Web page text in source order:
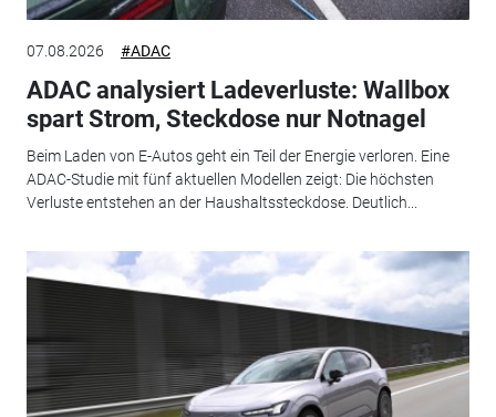
07.08.2026 #ADAC
ADAC analysiert Ladeverluste: Wallbox
spart Strom, Steckdose nur Notnagel
Beim Laden von E-Autos geht ein Teil der Energie verloren. Eine
ADAC-Studie mit fünf aktuellen Modellen zeigt: Die höchsten
Verluste entstehen an der Haushaltssteckdose. Deutlich...